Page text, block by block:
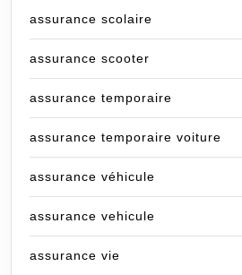
assurance scolaire
assurance scooter
assurance temporaire
assurance temporaire voiture
assurance véhicule
assurance vehicule
assurance vie